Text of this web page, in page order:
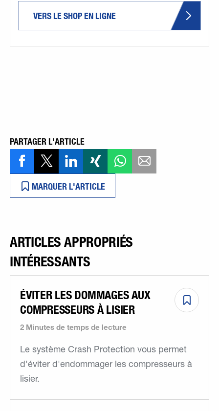
VERS LE SHOP EN LIGNE
PARTAGER L'ARTICLE
MARQUER L'ARTICLE
ARTICLES APPROPRIÉS
INTÉRESSANTS
2 Minutes de temps de lecture
ÉVITER LES DOMMAGES AUX
COMPRESSEURS À LISIER
Le système Crash Protection vous permet
d'éviter d'endommager les compresseurs à
lisier.